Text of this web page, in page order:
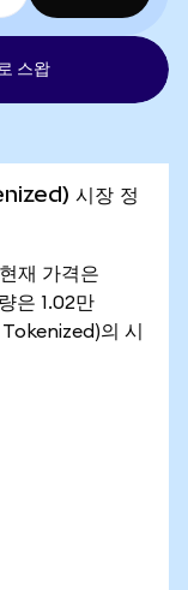
스왑
시장 정
재 가격은
은 1.02만
의 시